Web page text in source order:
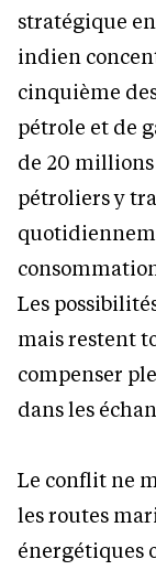
stratégique
indien
cinquième
pétrole et de
de 20
pétroliers y
Les
mais restent
compenser
dans les
Le conflit ne
les routes
énergétiques